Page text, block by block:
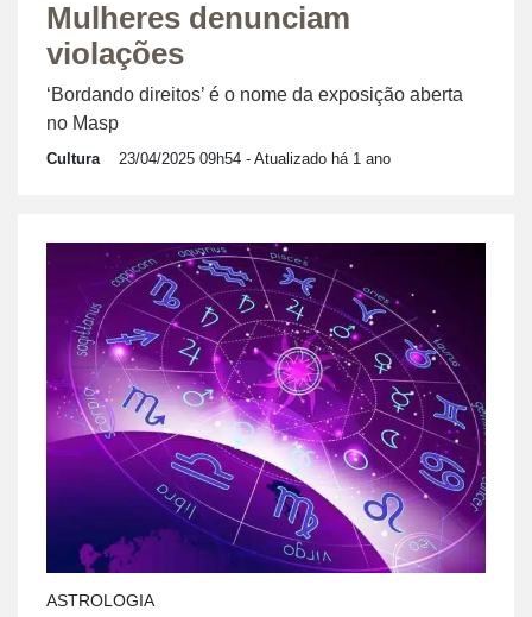
Mulheres denunciam
violações
‘Bordando direitos’ é o nome da exposição aberta
no Masp
Cultura 23/04/2025 09h54 - Atualizado há 1 ano
ASTROLOGIA